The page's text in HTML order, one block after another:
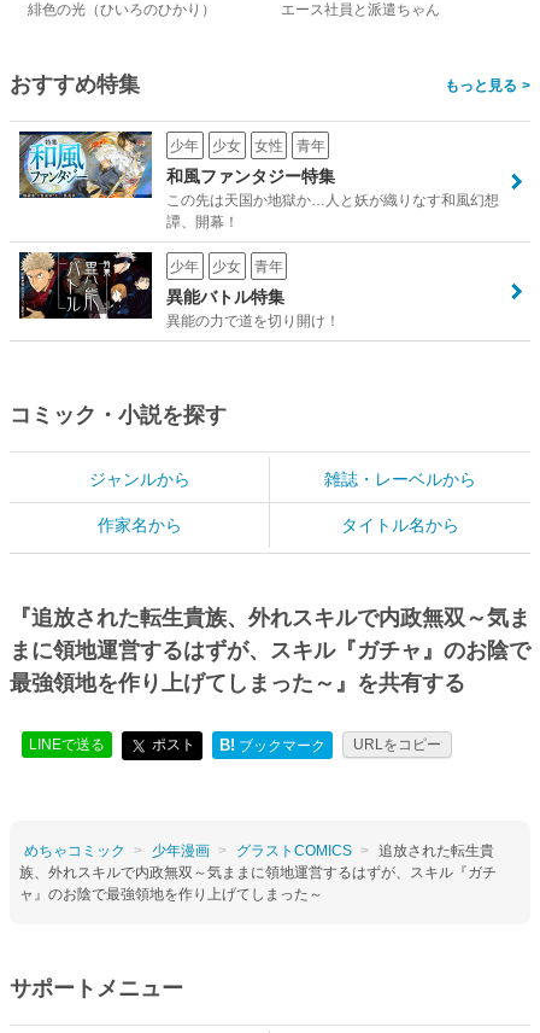
緋色の光（ひいろのひかり） エース社員と派遣ちゃん
おすすめ特集 >
少年 少女 女性 青年
和風ファンタジー特集
この先は天国か地獄か…人と妖が織りなす和風幻想
譚、開幕！
少年 少女 青年
異能バトル特集
異能の力で道を切り開け！
コミック・小説を探す
ジャンルから 雑誌・レーベルから
作家名から タイトル名から
『追放された転生貴族、外れスキルで内政無双～気ま
まに領地運営するはずが、スキル『ガチャ』のお陰で
最強領地を作り上げてしまった～』を共有する
LINEで送る ポスト B! ブックマーク URLをコピー
めちゃコミック 少年漫画 グラストCOMICS
追放された転生貴
族、外れスキルで内政無双～気ままに領地運営するはずが、スキル『ガチ
ャ』のお陰で最強領地を作り上げてしまった～
サポートメニュー